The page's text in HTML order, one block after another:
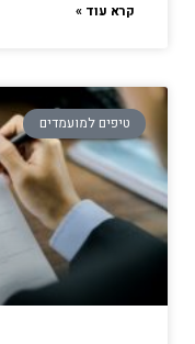
קרא עוד »
טיפים למועמדים